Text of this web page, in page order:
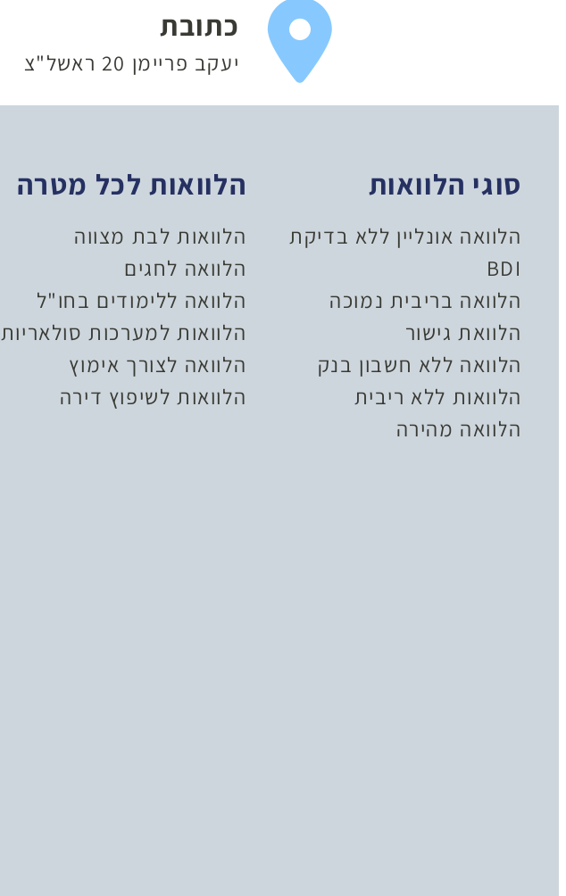
כתובת
יעקב פריימן 20 ראשל"צ
סוגי הלוואות
הלוואה אונליין ללא בדיקת
BDI
הלוואה בריבית נמוכה
הלוואת גישור
הלוואה ללא חשבון בנק
הלוואות ללא ריבית
הלוואה מהירה
הלוואות לכל מטרה
הלוואות לבת מצווה
הלוואה לחגים
הלוואה ללימודים בחו"ל
הלוואות למערכות סולאריות
הלוואה לצורך אימוץ
הלוואות לשיפוץ דירה